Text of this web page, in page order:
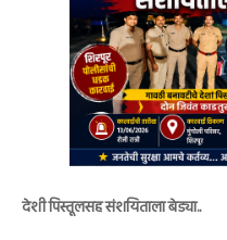
देशी पिस्तूलसह संशयिताला बेड्या..